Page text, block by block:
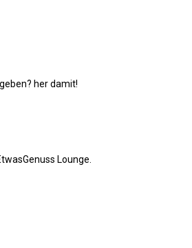
her damit!
Lounge.